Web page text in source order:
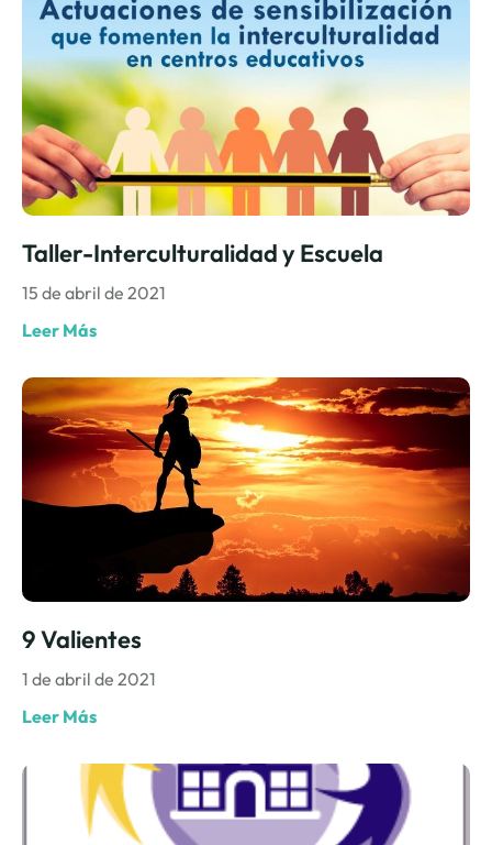
Taller-Interculturalidad y Escuela
15 de abril de 2021
Leer Más
9 Valientes
1 de abril de 2021
Leer Más